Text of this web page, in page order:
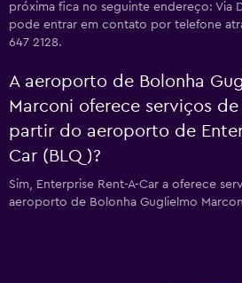
próxima fica no seguinte endereço: Via
pode entrar em contato por telefone
647 2128.
A aeroporto de Bolonha
Marconi oferece serviços
partir do aeroporto de
Car (BLQ)?
Sim, Enterprise Rent-A-Car a oferece
aeroporto de Bolonha Guglielmo